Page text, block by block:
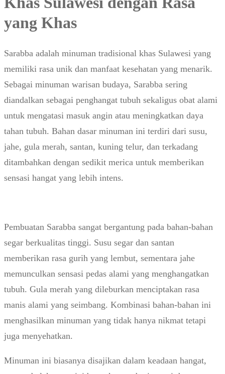
yang Khas
Sarabba adalah minuman tradisional khas Sulawesi yang
memiliki rasa unik dan manfaat kesehatan yang menarik.
Sebagai minuman warisan budaya, Sarabba sering
diandalkan sebagai penghangat tubuh sekaligus obat alami
untuk mengatasi masuk angin atau meningkatkan daya
tahan tubuh. Bahan dasar minuman ini terdiri dari susu,
jahe, gula merah, santan, kuning telur, dan terkadang
ditambahkan dengan sedikit merica untuk memberikan
sensasi hangat yang lebih intens.
Pembuatan Sarabba sangat bergantung pada bahan-bahan
segar berkualitas tinggi. Susu segar dan santan
memberikan rasa gurih yang lembut, sementara jahe
memunculkan sensasi pedas alami yang menghangatkan
tubuh. Gula merah yang dileburkan menciptakan rasa
manis alami yang seimbang. Kombinasi bahan-bahan ini
menghasilkan minuman yang tidak hanya nikmat tetapi
juga menyehatkan.
Minuman ini biasanya disajikan dalam keadaan hangat,